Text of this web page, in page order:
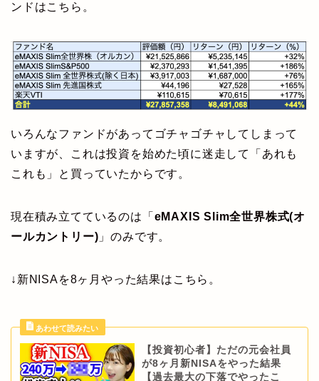
ンドはこちら。
いろんなファンドがあってゴチャゴチャしてしまって
いますが、これは投資を始めた頃に迷走して「あれも
これも」と買っていたからです。
現在積み立てているのは「 eMAXIS Slim全世界株式(オ
ールカントリー) 」のみです。
↓新NISAを8ヶ月やった結果はこちら。
【投資初心者】ただの元会社員
が8ヶ月新NISAをやった結果
【過去最大の下落でやったこ